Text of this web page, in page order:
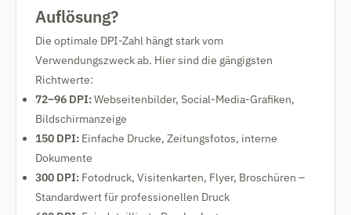
Auflösung?
Die optimale DPI-Zahl hängt stark vom
Verwendungszweck ab. Hier sind die gängigsten
Richtwerte:
72–96 DPI:Webseitenbilder, Social-Media-Grafiken,
Bildschirmanzeige
150 DPI: Einfache Drucke, Zeitungsfotos, interne
Dokumente
300 DPI: Fotodruck, Visitenkarten, Flyer, Broschüren –
Standardwert für professionellen Druck